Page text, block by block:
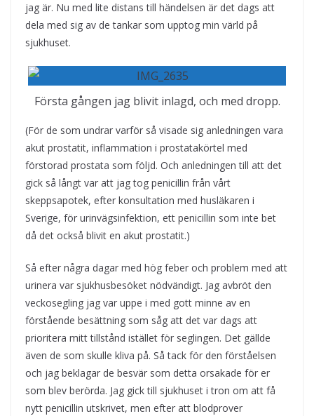
jag är. Nu med lite distans till händelsen är det dags att
dela med sig av de tankar som upptog min värld på
sjukhuset.
Första gången jag blivit inlagd, och med dropp.
(För de som undrar varför så visade sig anledningen vara
akut prostatit, inflammation i prostatakörtel med
förstorad prostata som följd. Och anledningen till att det
gick så långt var att jag tog penicillin från vårt
skeppsapotek, efter konsultation med husläkaren i
Sverige, för urinvägsinfektion, ett penicillin som inte bet
då det också blivit en akut prostatit.)
Så efter några dagar med hög feber och problem med att
urinera var sjukhusbesöket nödvändigt. Jag avbröt den
veckosegling jag var uppe i med gott minne av en
förstående besättning som såg att det var dags att
prioritera mitt tillstånd istället för seglingen. Det gällde
även de som skulle kliva på. Så tack för den förståelsen
och jag beklagar de besvär som detta orsakade för er
som blev berörda. Jag gick till sjukhuset i tron om att få
nytt penicillin utskrivet, men efter att blodprover